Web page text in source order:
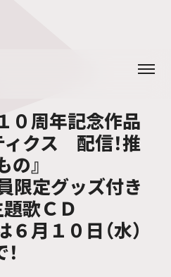
０周年記念作品
ィクス 配信！推
の』
限定グッズ付き
題歌ＣＤ
月１０日（水）